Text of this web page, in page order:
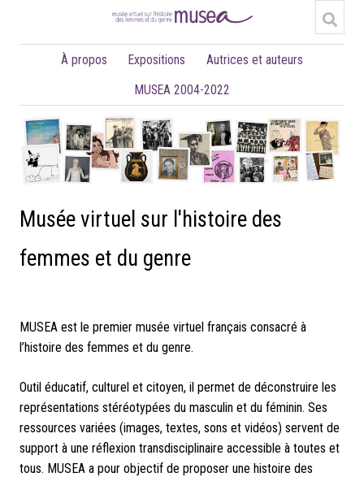
À propos Expositions
Autrices et auteurs
MUSEA 2004-2022
Musée virtuel sur l'histoire des
femmes et du genre
MUSEA est le premier musée virtuel français consacré à
l’histoire des femmes et du genre.
Outil éducatif, culturel et citoyen, il permet de déconstruire les
représentations stéréotypées du masculin et du féminin. Ses
ressources variées (images, textes, sons et vidéos) servent de
support à une réflexion transdisciplinaire accessible à toutes et
tous. MUSEA a pour objectif de proposer une histoire des